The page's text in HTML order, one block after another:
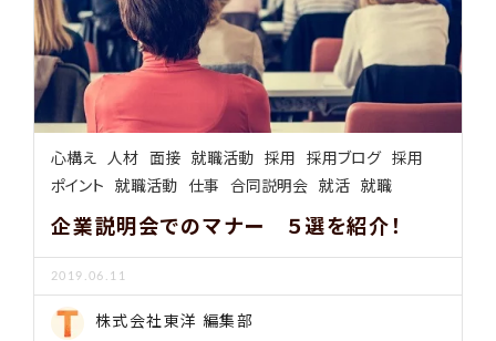
心構え 人材 面接 就職活動 採用 採用ブログ 採用
ポイント 就職活動 仕事 合同説明会 就活 就職
企業説明会でのマナー ５選を紹介！
2019.06.11
株式会社東洋 編集部